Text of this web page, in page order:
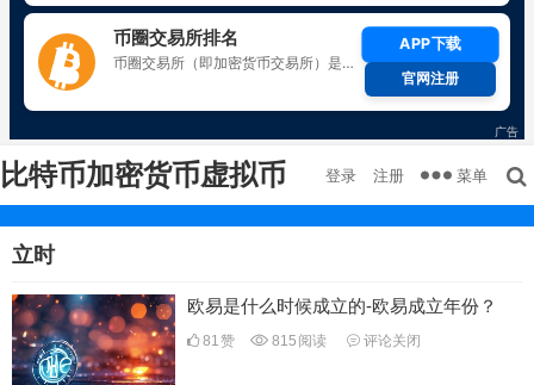
比特币加密货币虚拟币 登录 注册 菜单
立时
欧易是什么时候成立的-欧易成立年份？
81赞 815 阅读 评论关闭